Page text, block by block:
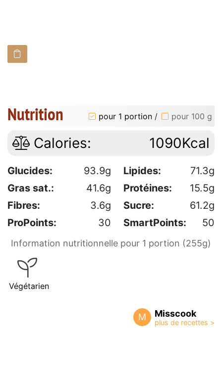
Nutrition pour 1 portion / pour 100 g
Calories: 1090Kcal
Glucides: 93.9g Lipides:
71.3g
Gras sat.:
41.6g Protéines:
15.5g
Fibres:
3.6g Sucre:
61.2g
ProPoints:
30 SmartPoints: 50
Information nutritionnelle pour 1 portion (255g)
Végétarien
M Misscook